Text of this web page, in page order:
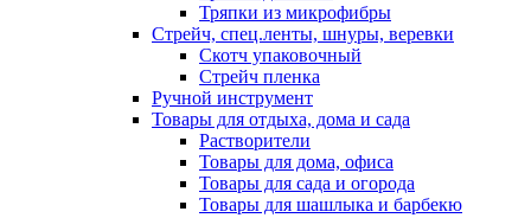
Тряпки из микрофибры
Стрейч, спец.ленты, шнуры, веревки
Скотч упаковочный
Стрейч пленка
Ручной инструмент
Товары для отдыха, дома и сада
Растворители
Товары для дома, офиса
Товары для сада и огорода
Товары для шашлыка и барбекю